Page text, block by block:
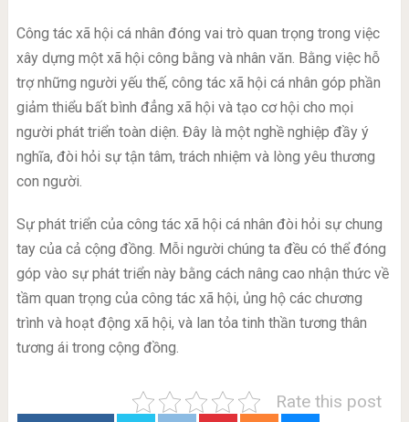
Công tác xã hội cá nhân đóng vai trò quan trọng trong việc
xây dựng một xã hội công bằng và nhân văn. Bằng việc hỗ
trợ những người yếu thế, công tác xã hội cá nhân góp phần
giảm thiểu bất bình đẳng xã hội và tạo cơ hội cho mọi
người phát triển toàn diện. Đây là một nghề nghiệp đầy ý
nghĩa, đòi hỏi sự tận tâm, trách nhiệm và lòng yêu thương
con người.
Sự phát triển của công tác xã hội cá nhân đòi hỏi sự chung
tay của cả cộng đồng. Mỗi người chúng ta đều có thể đóng
góp vào sự phát triển này bằng cách nâng cao nhận thức về
tầm quan trọng của công tác xã hội, ủng hộ các chương
trình và hoạt động xã hội, và lan tỏa tinh thần tương thân
tương ái trong cộng đồng.
Rate this post